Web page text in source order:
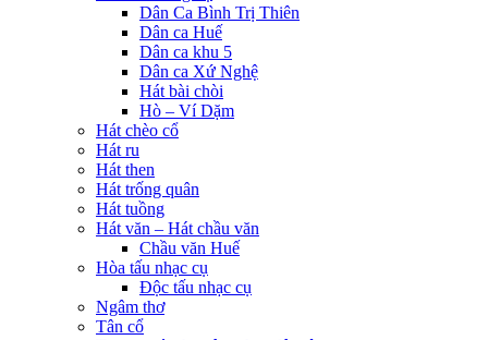
Dân Ca Bình Trị Thiên
Dân ca Huế
Dân ca khu 5
Dân ca Xứ Nghệ
Hát bài chòi
Hò – Ví Dặm
Hát chèo cổ
Hát ru
Hát then
Hát trống quân
Hát tuồng
Hát văn – Hát chầu văn
Chầu văn Huế
Hòa tấu nhạc cụ
Độc tấu nhạc cụ
Ngâm thơ
Tân cổ